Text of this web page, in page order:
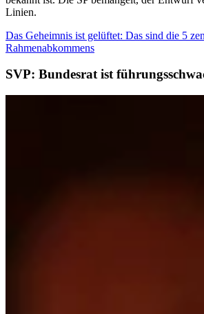
Linien.
Das Geheimnis ist gelüftet: Das sind die 5
Rahmenabkommens
SVP: Bundesrat ist